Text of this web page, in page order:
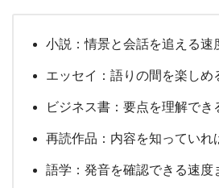
小説：情景と会話を追える速
エッセイ：語りの間を楽しめ
ビジネス書：要点を理解でき
再読作品：内容を知っていれ
語学：発音を確認できる速度